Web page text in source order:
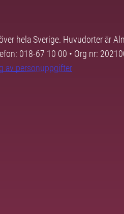
hela Sverige. Huvudorter är
018-67 10 00 • Org nr:
av personuppgifter